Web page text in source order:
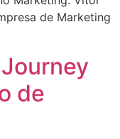
de Marketing
de